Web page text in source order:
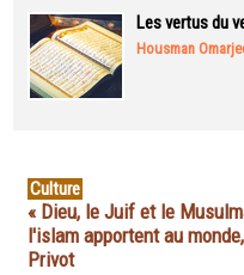
Les vertus du
Housman
Culture
« Dieu, le Juif et le
l'islam apportent au
Privot